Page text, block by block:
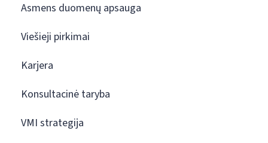
Asmens duomenų apsauga
Viešieji pirkimai
Karjera
Konsultacinė taryba
VMI strategija